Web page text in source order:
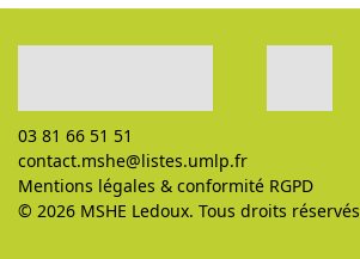
03 81 66 51 51
contact.mshe@listes.umlp.fr
Mentions légales & conformité RGPD
© 2026 MSHE Ledoux. Tous droits réservés